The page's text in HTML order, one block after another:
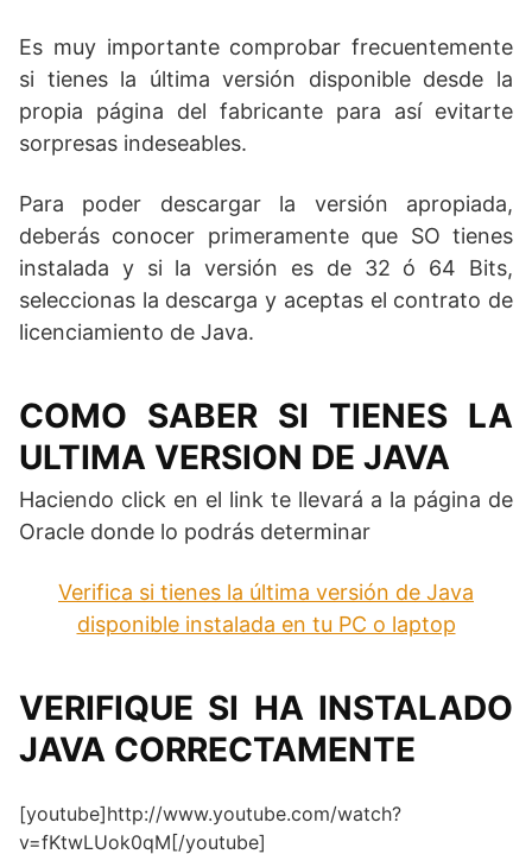
Es muy importante comprobar frecuentemente
si tienes la última versión disponible desde la
propia página del fabricante para así evitarte
sorpresas indeseables.
Para poder descargar la versión apropiada,
deberás conocer primeramente que SO tienes
instalada y si la versión es de 32 ó 64 Bits,
seleccionas la descarga y aceptas el contrato de
licenciamiento de Java.
COMO SABER SI TIENES LA
ULTIMA VERSION DE JAVA
Haciendo click en el link te llevará a la página de
Oracle donde lo podrás determinar
Verifica si tienes la última versión de Java
disponible instalada en tu PC o laptop
VERIFIQUE SI HA INSTALADO
JAVA CORRECTAMENTE
[youtube]http://www.youtube.com/watch?
v=fKtwLUok0qM[/youtube]